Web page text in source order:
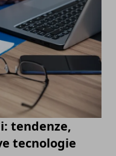
tendenze,
tecnologie